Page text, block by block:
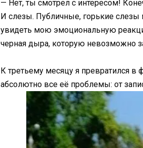
— Нет, ты смотрел с интересом!
И слезы. Публичные, горькие слезы
увидеть мою эмоциональную
черная дыра, которую невозможно
К третьему месяцу я превратился
абсолютно все её проблемы: от